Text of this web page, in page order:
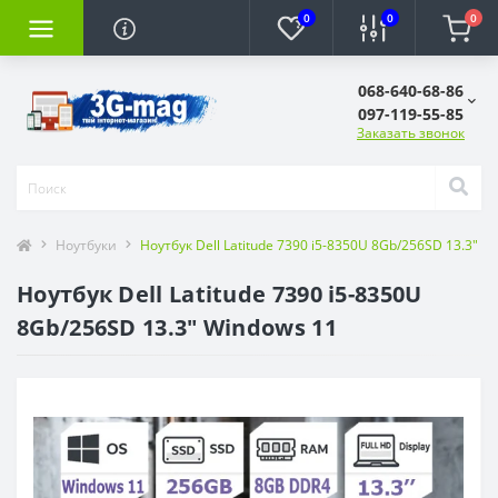
0 0 0
068-640-68-86
097-119-55-85
Заказать звонок
Ноутбуки Ноутбук Dell Latitude 7390 i5-8350U 8Gb/256SD 13.3"
Ноутбук Dell Latitude 7390 i5-8350U
8Gb/256SD 13.3" Windows 11